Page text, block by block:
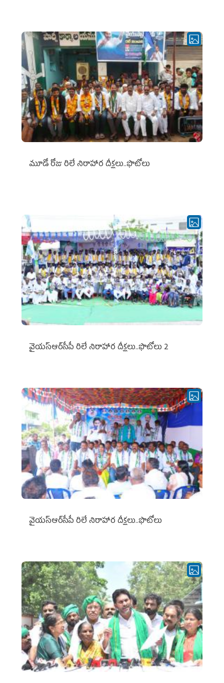
మూడో రోజు రిలే నిరాహార దీక్షలు..ఫొటోలు
వైయ‌స్ఆర్‌సీపీ రిలే నిరాహార దీక్షలు..ఫొటోలు 2
వైయ‌స్ఆర్‌సీపీ రిలే నిరాహార దీక్షలు..ఫొటోలు